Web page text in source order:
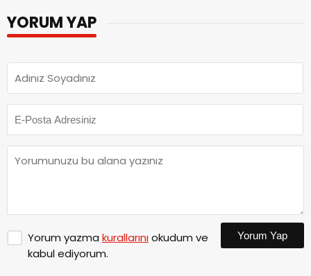
YORUM YAP
Yorum yazma kurallarınıokudum ve
kabul ediyorum.
Yorum Yap